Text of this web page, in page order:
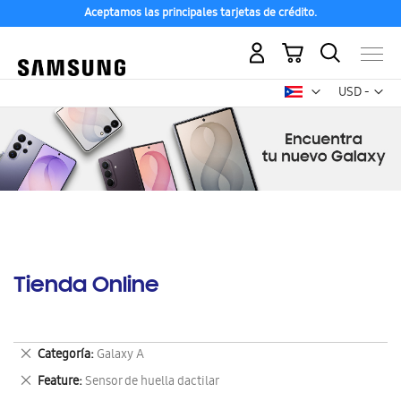
Aceptamos las principales tarjetas de crédito.
USD -
dólar
Mi carrito
Tienda Online
Categoría Galaxy A
Eliminar
este
artículo
Feature Sensor de huella dactilar
Eliminar